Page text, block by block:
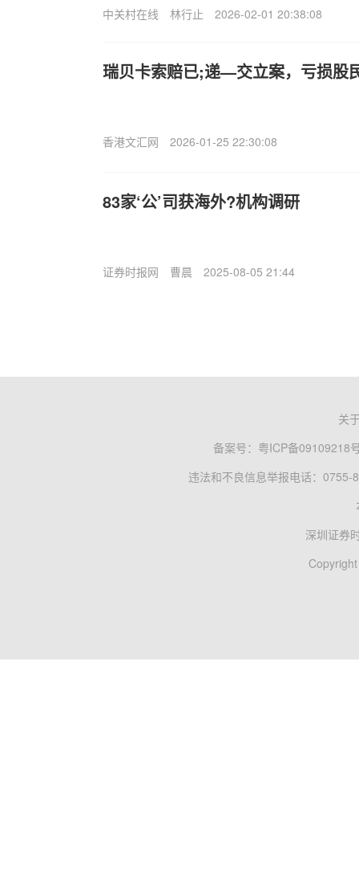
中关村在线 林行止 2026-02-01 20:38:08
瑞贝卡索赔已;递—交立案，亏损股
香港文汇网 2026-01-25 22:30:08
83家‘公’司获海外?机构调研
证券时报网 曹晨 2025-08-05 21:44
关
备案号： 粤ICP备09109218
违法和不良信息举报电话：0755-
深圳证券